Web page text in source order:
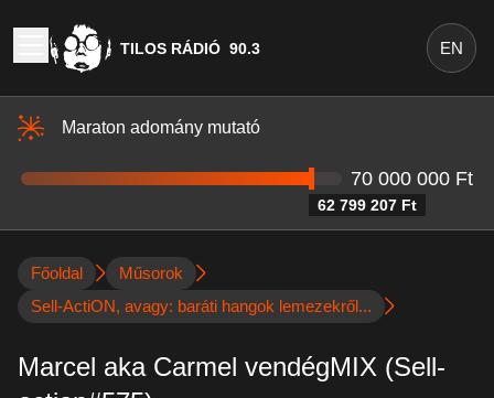
TILOS RÁDIÓ 90.3 EN
Maraton adomány mutató
62 799 207 Ft
70 000 000 Ft
Főoldal
Műsorok
Sell-ActiON, avagy: baráti hangok lemezekről...
Marcel aka Carmel vendégMIX (Sell-